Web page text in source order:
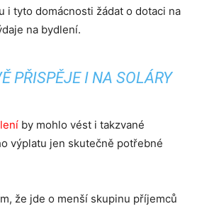
tyto domácnosti žádat o dotaci na
na bydlení.
PŘISPĚJE I NA SOLÁRY
by mohlo vést i takzvané
výplatu jen skutečně potřebné
že jde o menší skupinu příjemců